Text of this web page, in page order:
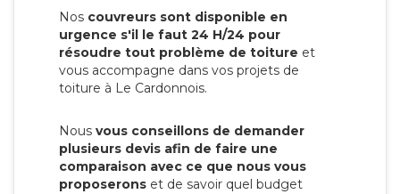
Nos couvreurs sont disponible en
urgence s'il le faut 24 H/24 pour
résoudre tout problème de toiture et
vous accompagne dans vos projets de
toiture à Le Cardonnois.
Nous vous conseillons de demander
plusieurs devis afin de faire une
comparaison avec ce que nous vous
proposerons et de savoir quel budget